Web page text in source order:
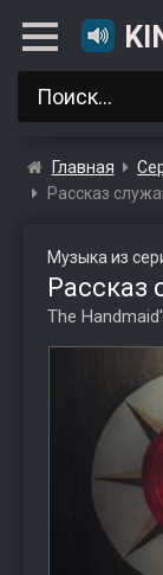
Главная
Рассказ
Музыка из
Рассказ
The